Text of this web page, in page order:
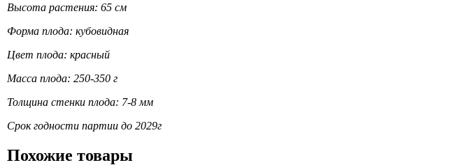
Высота растения: 65 см
Форма плода: кубовидная
Цвет плода: красный
Масса плода: 250-350 г
Толщина стенки плода: 7-8 мм
Срок годности партии до 2029г
Похожие товары